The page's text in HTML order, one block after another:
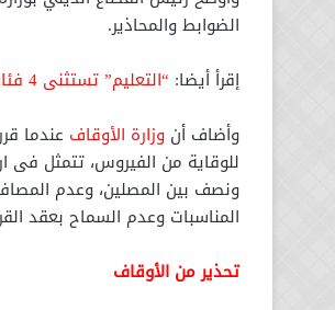
الضوابط والمحاذير.
إقرأ أيضا: “التعليم” تستثنى 4 فئات من الحضور للعمل
وأضاف أن وزارة الأوقاف عندما
للوقاية من الفيروس، تتمثل
ونصف بين المصلين، وعدم
المناسبات وعدم السماح بعقد
تحذير من الأوقاف